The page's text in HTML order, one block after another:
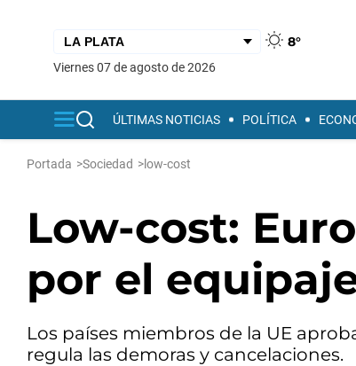
8°
viernes 07 de agosto de 2026
ÚLTIMAS NOTICIAS POLÍTICA
Portada >Sociedad >low-cost
Low-cost:
por el
Los países miembros de la UE
regula las demoras y cancelaciones.